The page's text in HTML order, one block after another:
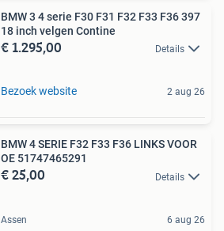
BMW 3 4 serie F30 F31 F32 F33 F36 397
18 inch velgen Contine
€ 1.295,00 Details
Bezoek website 2 aug 26
BMW 4 SERIE F32 F33 F36 LINKS VOOR
OE 51747465291
€ 25,00 Details
Assen 6 aug 26